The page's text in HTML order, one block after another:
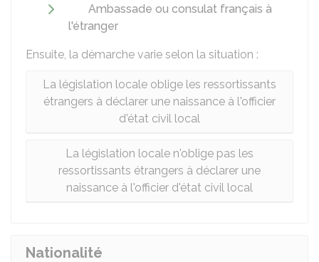
Ambassade ou consulat français à
l'étranger
Ensuite, la démarche varie selon la situation :
La législation locale oblige les ressortissants
étrangers à déclarer une naissance à l'officier
d'état civil local
La législation locale n'oblige pas les
ressortissants étrangers à déclarer une
naissance à l'officier d'état civil local
Nationalité